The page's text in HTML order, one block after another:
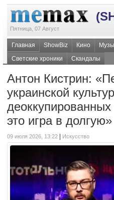
Пятница, 07 Август
Главная ShowBiz Кино
Светские хроники
Скандалы
Антон Кистрин:
украинской
это игра в долгую»
09 июля 2026, 13:22 Искусство